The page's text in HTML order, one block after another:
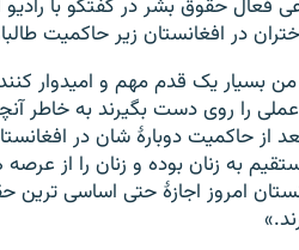
فعال حقوق بشر در گفتگو با
در افغانستان زیر حاکمیت
من بسیار یک قدم مهم و امیدوار
را روی دست بگیرند به خاطر
به زنان بوده و زنان را از
امروز اجازۀ حتی اساسی